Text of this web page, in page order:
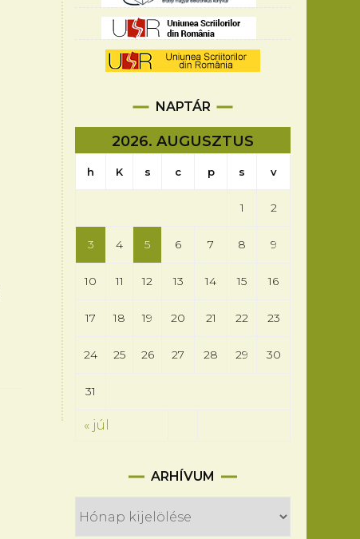
NAPTÁR
2026. AUGUSZTUS
h K s c p s v
1 2
3 4 5 6 7 8 9
10 11 12 13 14 15 16
17 18 19 20 21 22 23
24 25 26 27 28 29 30
31
« júl
ARHÍVUM
Arhívum